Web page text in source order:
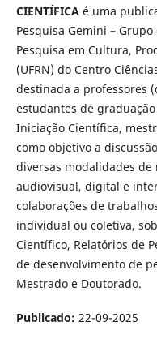
CIENTÍFICAé uma
Pesquisa Gemini –
Pesquisa em Cultura,
(UFRN) do Centro
destinada a professores
estudantes de
Iniciação Científica,
como objetivo a
diversas modalidades
audiovisual, digital e
colaborações de
individual ou coletiva,
Científico, Relatórios de
de desenvolvimento de
Mestrado e Doutorado.
Publicado: 22-09-2025